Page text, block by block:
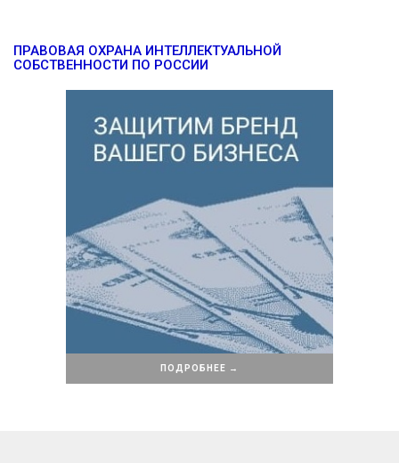
ПРАВОВАЯ ОХРАНА ИНТЕЛЛЕКТУАЛЬНОЙ
СОБСТВЕННОСТИ ПО РОССИИ
ПОДРОБНЕЕ →